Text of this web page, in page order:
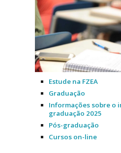
Estude na FZEA
Graduação
Informações sobre o
graduação 2025
Pós-graduação
Cursos on-line